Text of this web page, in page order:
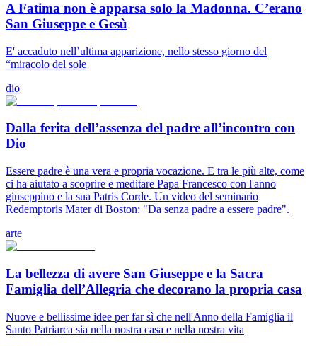
A Fatima non è apparsa solo la Madonna. C’erano
San Giuseppe e Gesù
E' accaduto nell’ultima apparizione, nello stesso giorno del
“miracolo del sole
dio
Dalla ferita dell’assenza del padre all’incontro con
Dio
Essere padre è una vera e propria vocazione. E tra le più alte, come
ci ha aiutato a scoprire e meditare Papa Francesco con l'anno
giuseppino e la sua Patris Corde. Un video del seminario
Redemptoris Mater di Boston: "Da senza padre a essere padre".
arte
La bellezza di avere San Giuseppe e la Sacra
Famiglia dell’Allegria che decorano la propria casa
Nuove e bellissime idee per far sì che nell'Anno della Famiglia il
Santo Patriarca sia nella nostra casa e nella nostra vita